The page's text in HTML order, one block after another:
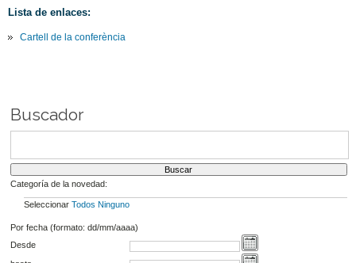
Lista de enlaces:
Cartell de la conferència
Buscador
Categoría de la novedad:
Seleccionar Todos Ninguno
Por fecha (formato: dd/mm/aaaa)
Desde